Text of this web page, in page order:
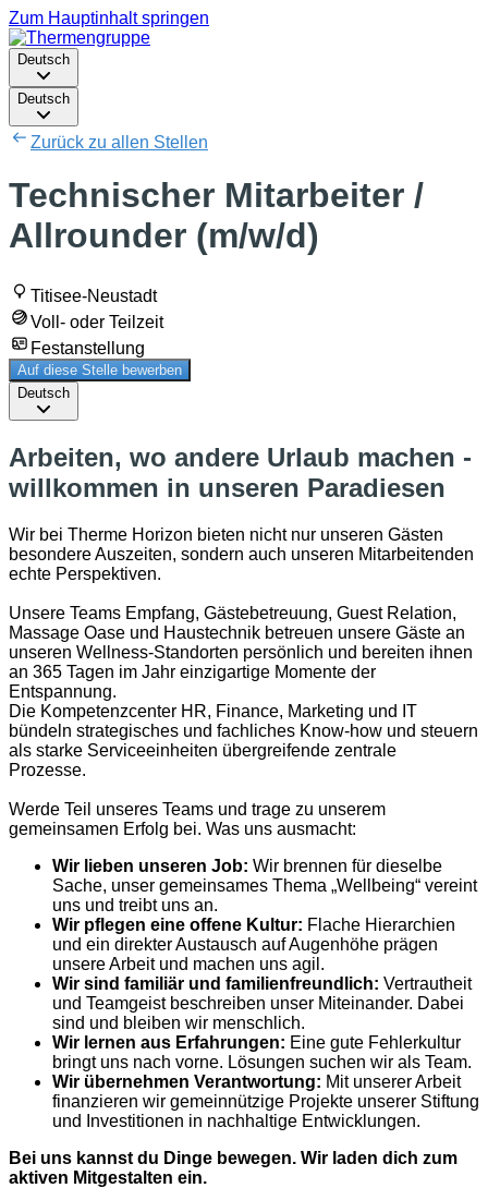
Zum Hauptinhalt springen
Deutsch
Deutsch
Zurück zu allen Stellen
Technischer Mitarbeiter /
Allrounder (m/w/d)
Titisee-Neustadt
Voll- oder Teilzeit
Festanstellung
Auf diese Stelle bewerben
Deutsch
Arbeiten, wo andere Urlaub machen -
willkommen in unseren Paradiesen
Wir bei Therme Horizon bieten nicht nur unseren Gästen
besondere Auszeiten, sondern auch unseren Mitarbeitenden
echte Perspektiven.
Unsere Teams Empfang, Gästebetreuung, Guest Relation,
Massage Oase und Haustechnik betreuen unsere Gäste an
unseren Wellness-Standorten persönlich und bereiten ihnen
an 365 Tagen im Jahr einzigartige Momente der
Entspannung.
Die Kompetenzcenter HR, Finance, Marketing und IT
bündeln strategisches und fachliches Know-how und steuern
als starke Serviceeinheiten übergreifende zentrale
Prozesse.
Werde Teil unseres Teams und trage zu unserem
gemeinsamen Erfolg bei. Was uns ausmacht:
Wir lieben unseren Job: Wir brennen für dieselbe
Sache, unser gemeinsames Thema „Wellbeing“ vereint
uns und treibt uns an.
Wir pflegen eine offene Kultur: Flache Hierarchien
und ein direkter Austausch auf Augenhöhe prägen
unsere Arbeit und machen uns agil.
Wir sind familiär und familienfreundlich: Vertrautheit
und Teamgeist beschreiben unser Miteinander. Dabei
sind und bleiben wir menschlich.
Wir lernen aus Erfahrungen: Eine gute Fehlerkultur
bringt uns nach vorne. Lösungen suchen wir als Team.
Wir übernehmen Verantwortung: Mit unserer Arbeit
finanzieren wir gemeinnützige Projekte unserer Stiftung
und Investitionen in nachhaltige Entwicklungen.
Bei uns kannst du Dinge bewegen. Wir laden dich zum
aktiven Mitgestalten ein.